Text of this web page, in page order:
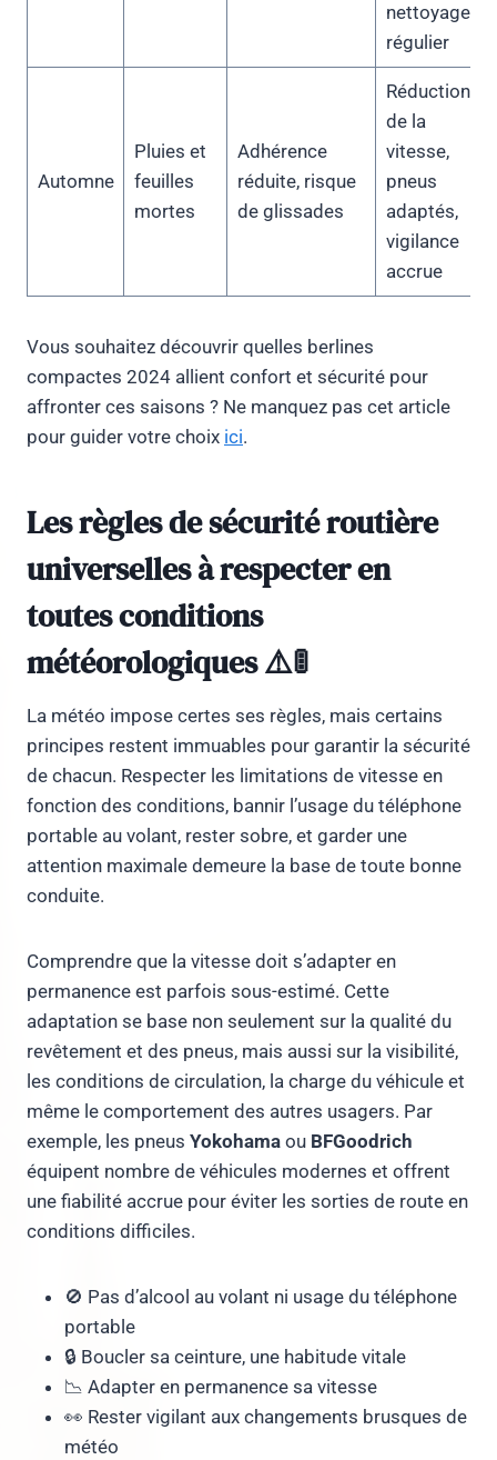
nettoyage
régulier
Automne
Pluies et
feuilles
mortes
Adhérence
réduite, risque
de glissades
Réduction
de la
vitesse,
pneus
adaptés,
vigilance
accrue
Vous souhaitez découvrir quelles berlines
compactes 2024 allient confort et sécurité pour
affronter ces saisons ? Ne manquez pas cet article
pour guider votre choix ici.
Les règles de sécurité routière
universelles à respecter en
toutes conditions
météorologiques ⚠️🚦
La météo impose certes ses règles, mais certains
principes restent immuables pour garantir la sécurité
de chacun. Respecter les limitations de vitesse en
fonction des conditions, bannir l’usage du téléphone
portable au volant, rester sobre, et garder une
attention maximale demeure la base de toute bonne
conduite.
Comprendre que la vitesse doit s’adapter en
permanence est parfois sous-estimé. Cette
adaptation se base non seulement sur la qualité du
revêtement et des pneus, mais aussi sur la visibilité,
les conditions de circulation, la charge du véhicule et
même le comportement des autres usagers. Par
exemple, les pneus Yokohama ou BFGoodrich
équipent nombre de véhicules modernes et offrent
une fiabilité accrue pour éviter les sorties de route en
conditions difficiles.
🚫 Pas d’alcool au volant ni usage du téléphone
portable
🔒 Boucler sa ceinture, une habitude vitale
📉 Adapter en permanence sa vitesse
👀 Rester vigilant aux changements brusques de
météo